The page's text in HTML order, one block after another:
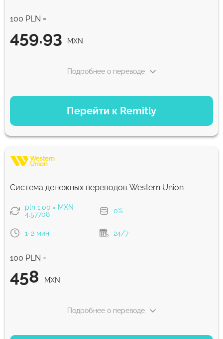
100 PLN =
459.93 MXN
Перейти к Remitly
Подробнее о переводе
ВАРИАНТЫ ОПЛАТЫ
Экономный
459.93 MXN 5 д
459.93 MXN
Комиссия Strumok, всегда 0%
Система денежных переводов Western Union
pln 1.00 = MXN
4.57708
0%
1-2 мин 24/7
100 PLN =
458 MXN
Подробнее о переводе